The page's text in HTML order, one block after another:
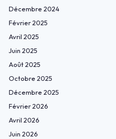
Décembre 2024
Février 2025
Avril 2025
Juin 2025
Août 2025
Octobre 2025
Décembre 2025
Février 2026
Avril 2026
Juin 2026